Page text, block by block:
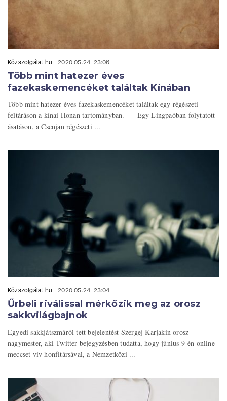
Közszolgálat.hu 2020.05.24. 23:06
Több mint hatezer éves
fazekaskemencéket találtak Kínában
Több mint hatezer éves fazekaskemencéket találtak egy régészeti
feltáráson a kínai Honan tartományban. Egy Lingpaóban folytatott
ásatáson, a Csenjan régészeti ...
Közszolgálat.hu 2020.05.24. 23:04
Űrbeli riválissal mérkőzik meg az orosz
sakkvilágbajnok
Egyedi sakkjátszmáról tett bejelentést Szergej Karjakin orosz
nagymester, aki Twitter-bejegyzésben tudatta, hogy június 9-én online
meccset vív honfitársával, a Nemzetközi ...